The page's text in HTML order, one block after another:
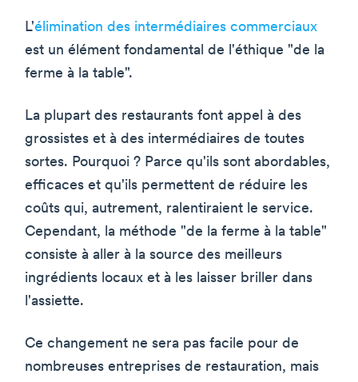
L'élimination des intermédiaires commerciaux
est un élément fondamental de l'éthique "de la
ferme à la table".
La plupart des restaurants font appel à des
grossistes et à des intermédiaires de toutes
sortes. Pourquoi ? Parce qu'ils sont abordables,
efficaces et qu'ils permettent de réduire les
coûts qui, autrement, ralentiraient le service.
Cependant, la méthode "de la ferme à la table"
consiste à aller à la source des meilleurs
ingrédients locaux et à les laisser briller dans
l'assiette.
Ce changement ne sera pas facile pour de
nombreuses entreprises de restauration, mais